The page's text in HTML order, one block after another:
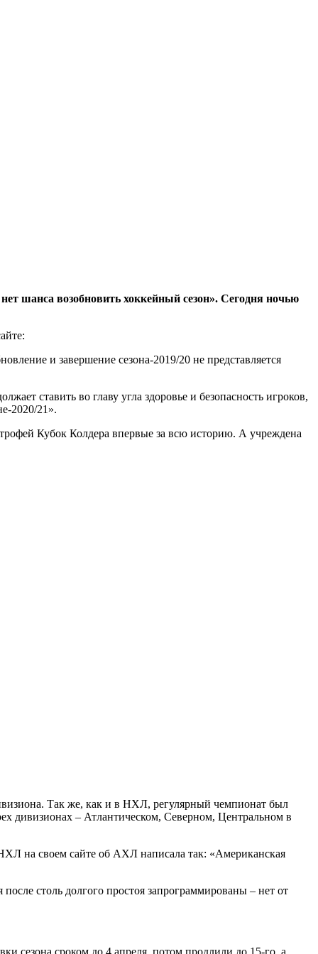
шанса возобновить хоккейный сезон». Сегодня ночью
и завершение сезона-2019/20 не представляется
ставить во главу угла здоровье и безопасность игроков,
2020/21».
Кубок Колдера впервые за всю историю. А учреждена
Так же, как и в НХЛ, регулярный чемпионат был
дивизионах – Атлантическом, Северном, Центральном в
на своем сайте об АХЛ написала так: «Американская
столь долгого простоя запрограммированы – нет от
сезона сроком до 4 апреля, потом продлили до 15-го, а